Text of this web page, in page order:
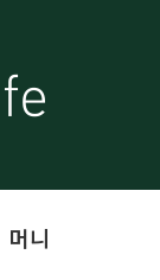
머니